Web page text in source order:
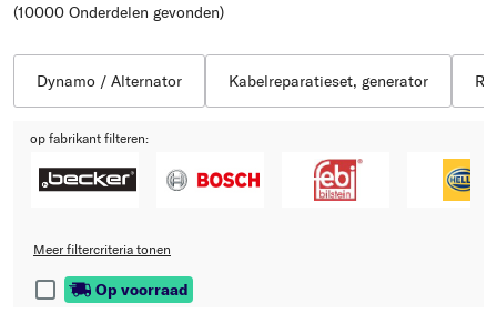
Of selecteer voertuig volgens criteria:
Selecteer model
(10000 Onderdelen gevonden)
Dynamo / Alternator Kabelreparatieset, generator
op fabrikant filteren:
Meer filtercriteria tonen
Op voorraad